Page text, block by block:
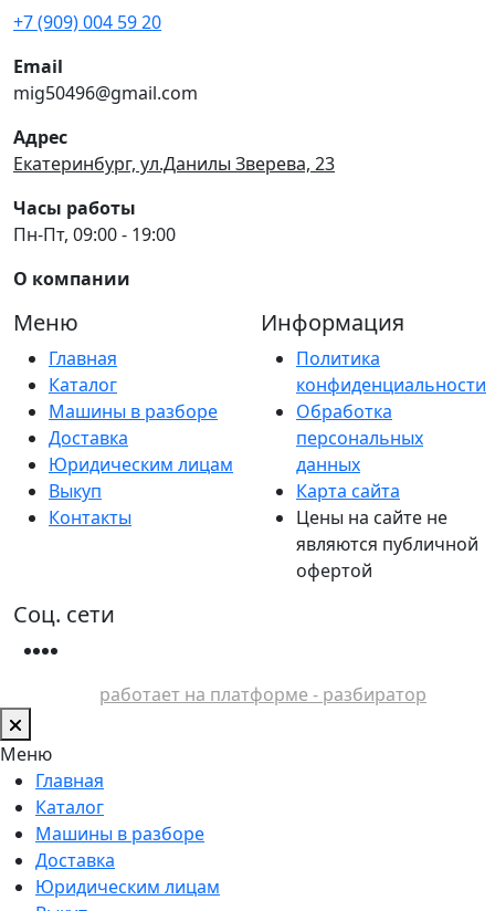
+7 (909) 004 59 20
Email
mig50496@gmail.com
Адрес
Екатеринбург, ул.Данилы Зверева, 23
Часы работы
Пн-Пт, 09:00 - 19:00
О компании
Меню
Главная
Каталог
Машины в разборе
Доставка
Юридическим лицам
Выкуп
Контакты
Информация
Политика
конфиденциальности
Обработка
персональных
данных
Карта сайта
Цены на сайте не
являются публичной
офертой
Соц. сети
работает на платформе - разбиратор
Меню
Главная
Каталог
Машины в разборе
Доставка
Юридическим лицам